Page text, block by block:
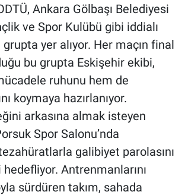
Ankara Gölbaşı Belediyesi
ve Spor Kulübü gibi iddialı
yer alıyor. Her maçın final
bu grupta Eskişehir ekibi,
ruhunu hem de
koymaya hazırlanıyor.
arkasına almak isteyen
Spor Salonu’nda
galibiyet parolasını
Antrenmanlarını
sürdüren takım, sahada